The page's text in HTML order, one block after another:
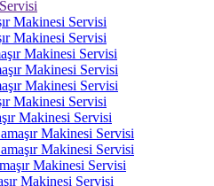
Makinesi Servisi
Makinesi Servisi
Makinesi Servisi
Makinesi Servisi
Makinesi Servisi
Makinesi Servisi
Makinesi Servisi
Makinesi Servisi
Makinesi Servisi
Makinesi Servisi
Makinesi Servisi